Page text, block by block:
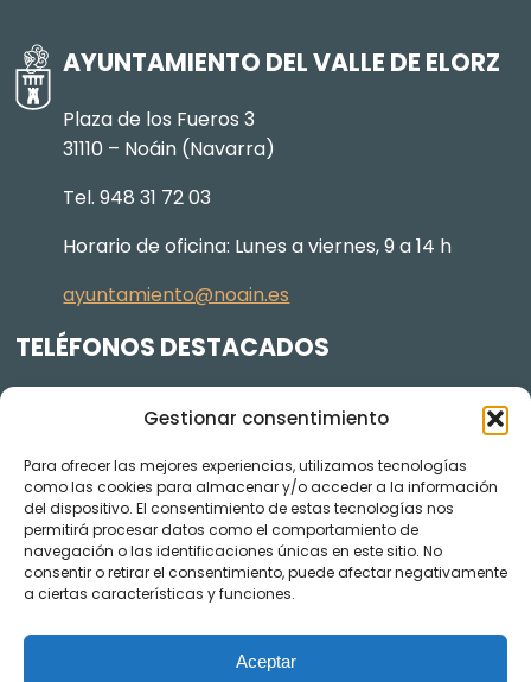
Gestionar consentimiento
Para ofrecer las mejores experiencias, utilizamos tecnologías
como las cookies para almacenar y/o acceder a la información
del dispositivo. El consentimiento de estas tecnologías nos
permitirá procesar datos como el comportamiento de
navegación o las identificaciones únicas en este sitio. No
consentir o retirar el consentimiento, puede afectar negativamente
a ciertas características y funciones.
Aceptar
AYUNTAMIENTO DEL VALLE DE ELORZ
Plaza de los Fueros 3
31110 – Noáin (Navarra)
Tel. 948 31 72 03
Horario de oficina: Lunes a viernes, 9 a 14 h
ayuntamiento@noain.es
TELÉFONOS DESTACADOS
605 834 045
948 368 156
Jardinería y Agenda Local 2030
948 074 848
TRANSPARENCIA
Videos de los plenos en YouTube